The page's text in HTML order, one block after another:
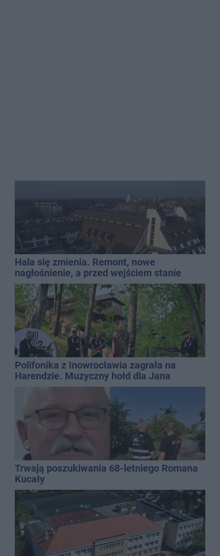
Hala się zmienia. Remont, nowe
nagłośnienie, a przed wejściem stanie
QEMETICA ARENA
Polifonika z Inowrocławia zagrała na
Harendzie. Muzyczny hołd dla Jana
Kasprowicza
Trwają poszukiwania 68-letniego Romana
Kucały